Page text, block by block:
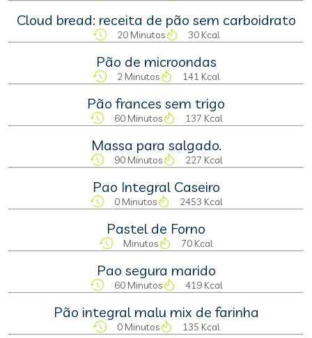
Cloud bread: receita de pão sem carboidrato
20 Minutos 30 Kcal
Pão de microondas
2 Minutos 141 Kcal
Pão frances sem trigo
60 Minutos 137 Kcal
Massa para salgado.
90 Minutos 227 Kcal
Pao Integral Caseiro
0 Minutos 2453 Kcal
Pastel de Forno
Minutos 70 Kcal
Pao segura marido
60 Minutos 419 Kcal
Pão integral malu mix de farinha
0 Minutos 135 Kcal